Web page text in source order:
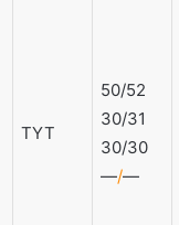
TYT
50/52
30/31
30/30
—/—